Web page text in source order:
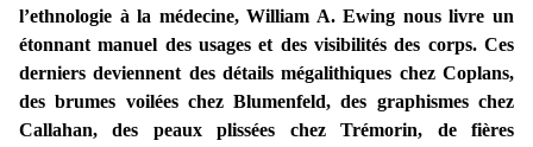
l’ethnologie à la médecine, William A. Ewing nous livre un
étonnant manuel des usages et des visibilités des corps. Ces
derniers deviennent des détails mégalithiques chez Coplans,
des brumes voilées chez Blumenfeld, des graphismes chez
Callahan, des peaux plissées chez Trémorin, de fières